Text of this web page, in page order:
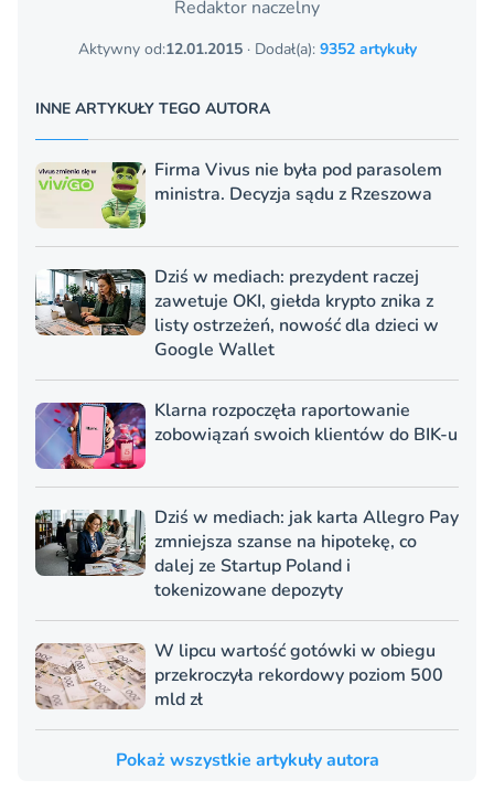
Redaktor naczelny
Aktywny od:12.01.2015· Dodał(a): 9352 artykuły
INNE ARTYKUŁY TEGO AUTORA
Firma Vivus nie była pod parasolem
ministra. Decyzja sądu z Rzeszowa
Dziś w mediach: prezydent raczej
zawetuje OKI, giełda krypto znika z
listy ostrzeżeń, nowość dla dzieci w
Google Wallet
Klarna rozpoczęła raportowanie
zobowiązań swoich klientów do BIK-u
Dziś w mediach: jak karta Allegro Pay
zmniejsza szanse na hipotekę, co
dalej ze Startup Poland i
tokenizowane depozyty
W lipcu wartość gotówki w obiegu
przekroczyła rekordowy poziom 500
mld zł
Pokaż wszystkie artykuły autora